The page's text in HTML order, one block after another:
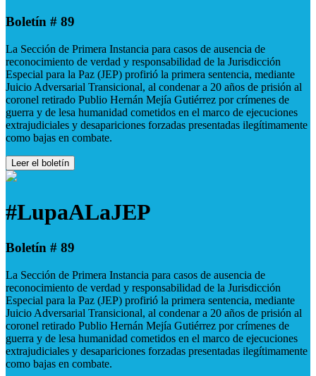
Boletín # 89
La Sección de Primera Instancia para casos de ausencia de
reconocimiento de verdad y responsabilidad de la Jurisdicción
Especial para la Paz (JEP) profirió la primera sentencia, mediante
Juicio Adversarial Transicional, al condenar a 20 años de prisión al
coronel retirado Publio Hernán Mejía Gutiérrez por crímenes de
guerra y de lesa humanidad cometidos en el marco de ejecuciones
extrajudiciales y desapariciones forzadas presentadas ilegítimamente
como bajas en combate.
Leer el boletín
#LupaALaJEP
Boletín # 89
La Sección de Primera Instancia para casos de ausencia de
reconocimiento de verdad y responsabilidad de la Jurisdicción
Especial para la Paz (JEP) profirió la primera sentencia, mediante
Juicio Adversarial Transicional, al condenar a 20 años de prisión al
coronel retirado Publio Hernán Mejía Gutiérrez por crímenes de
guerra y de lesa humanidad cometidos en el marco de ejecuciones
extrajudiciales y desapariciones forzadas presentadas ilegítimamente
como bajas en combate.